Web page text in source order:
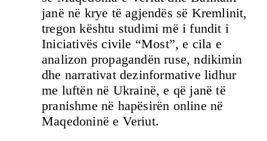
janë në krye të agjendës së Kremlinit,
tregon kështu studimi më i fundit i
Iniciativës civile “Most”, e cila e
analizon propagandën ruse, ndikimin
dhe narrativat dezinformative lidhur
me luftën në Ukrainë, e që janë të
pranishme në hapësirën online në
Maqedoninë e Veriut.